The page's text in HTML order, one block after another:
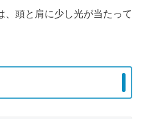
、頭と肩に少し光が当たって